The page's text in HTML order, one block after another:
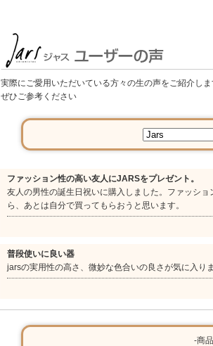
実際にご愛用いただいている方々の生の声をご紹介しま
ぜひご参考ください
ファッション性の高い友人にJARSをプレゼント。
友人の男性の誕生日祝いに購入しました。ファッシ
ら、あとは自分で買ってもらおうと思います。
普段使いに良い器
jarsの実用性の高さ、微妙な色合いの良さが気に入り
-商